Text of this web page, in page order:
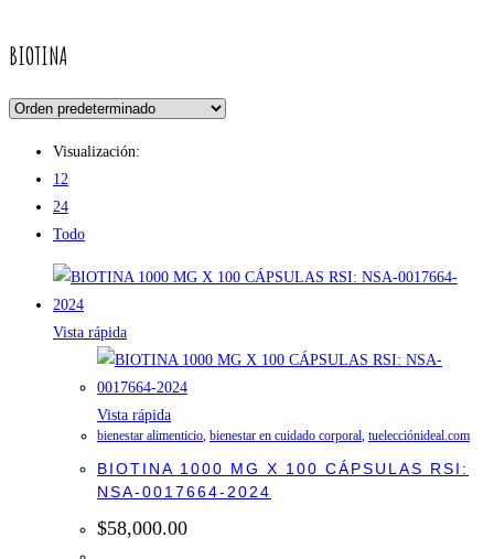
BIOTINA
Visualización:
12
24
Todo
Vista rápida
Vista rápida
bienestar alimenticio, bienestar en cuidado corporal, tuelecciónideal.com
BIOTINA 1000 MG X 100 CÁPSULAS RSI:
NSA-0017664-2024
$58,000.00